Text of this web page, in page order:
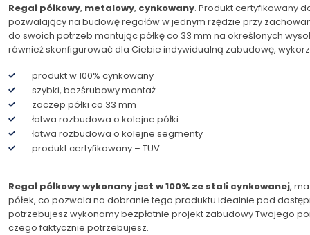
Regał półkowy, metalowy, cynkowany. Produkt certyfikowany
pozwalający na budowę regałów w jednym rzędzie przy
do swoich potrzeb montując półkę co 33 mm na określonych
również skonfigurować dla Ciebie indywidualną zabudowę,
produkt w 100% cynkowany
szybki, bezśrubowy montaż
zaczep półki co 33 mm
łatwa rozbudowa o kolejne półki
łatwa rozbudowa o kolejne segmenty
produkt certyfikowany – TÜV
Regał półkowy wykonany jest w 100% ze stali cynkowanej,
półek, co pozwala na dobranie tego produktu idealnie pod
potrzebujesz wykonamy bezpłatnie projekt zabudowy Twojego
czego faktycznie potrzebujesz.